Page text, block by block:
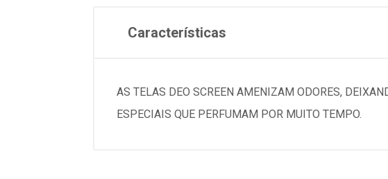
Características
AS TELAS DEO SCREEN AMENIZAM ODORES,
ESPECIAIS QUE PERFUMAM POR MUITO TEMPO.